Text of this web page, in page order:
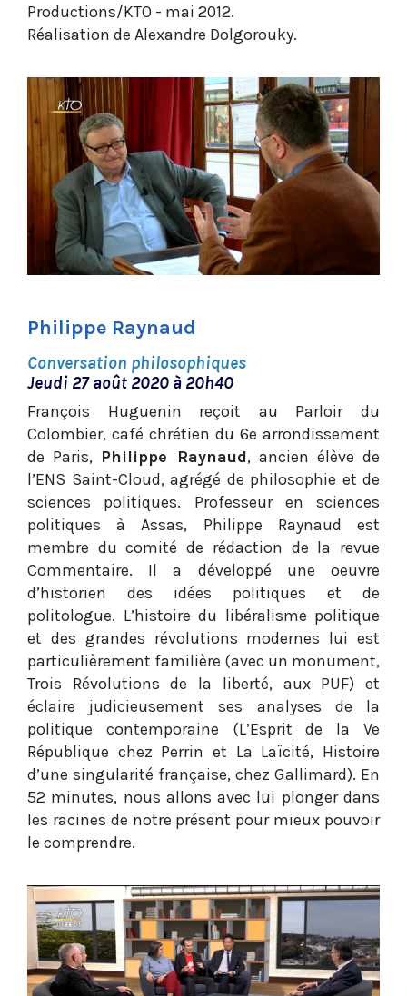
Productions/KTO - mai 2012.
Réalisation de Alexandre Dolgorouky.
Philippe Raynaud
Conversation philosophiques
Jeudi 27 août 2020 à 20h40
François Huguenin reçoit au Parloir du
Colombier, café chrétien du 6e arrondissement
de Paris, Philippe Raynaud, ancien élève de
l’ENS Saint-Cloud, agrégé de philosophie et de
sciences politiques. Professeur en sciences
politiques à Assas, Philippe Raynaud est
membre du comité de rédaction de la revue
Commentaire. Il a développé une oeuvre
d’historien des idées politiques et de
politologue. L’histoire du libéralisme politique
et des grandes révolutions modernes lui est
particulièrement familière (avec un monument,
Trois Révolutions de la liberté, aux PUF) et
éclaire judicieusement ses analyses de la
politique contemporaine (L’Esprit de la Ve
République chez Perrin et La Laïcité, Histoire
d’une singularité française, chez Gallimard). En
52 minutes, nous allons avec lui plonger dans
les racines de notre présent pour mieux pouvoir
le comprendre.